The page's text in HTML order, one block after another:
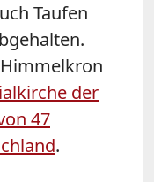
Taufen
der
47
.